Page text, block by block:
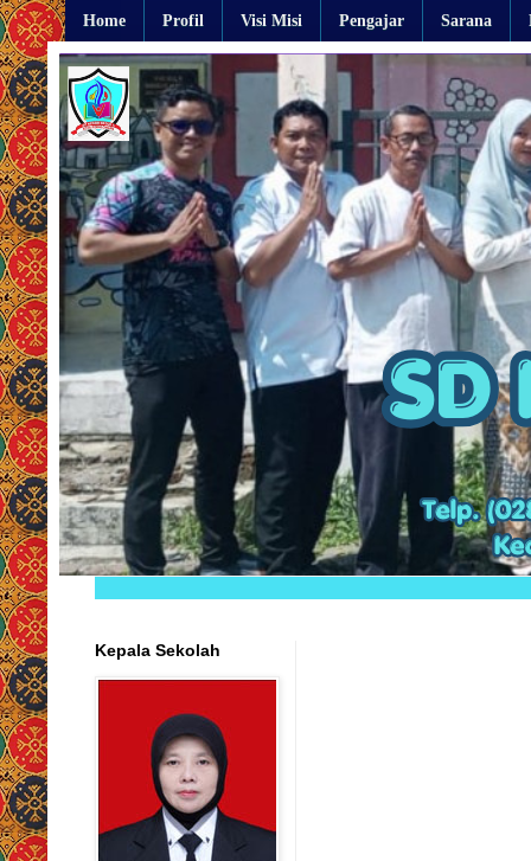
Home Profil Visi Misi Pengajar Sarana
Kepala Sekolah